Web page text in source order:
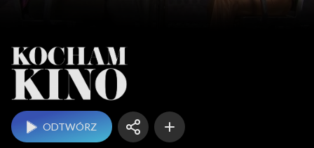
ODTWÓRZ